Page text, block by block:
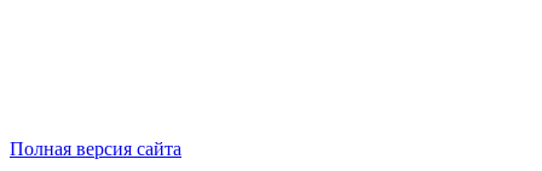
Полная версия сайта